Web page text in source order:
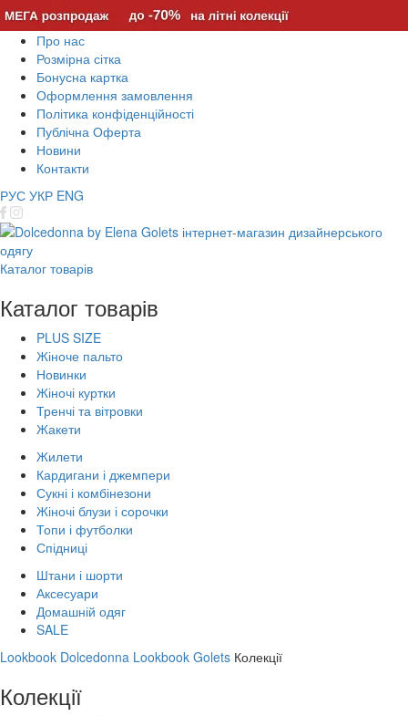
Про нас
Розмірна сітка
Бонусна картка
Оформлення замовлення
Політика конфіденційності
Публічна Оферта
Новини
Контакти
РУС УКР ENG
Каталог товарів
Каталог товарів
PLUS SIZE
Жіноче пальто
Новинки
Жіночі куртки
Тренчі та вітровки
Жакети
Жилети
Кардигани і джемпери
Сукні і комбінезони
Жіночі блузи і сорочки
Топи і футболки
Спідниці
Штани і шорти
Аксесуари
Домашній одяг
SALE
Lookbook Dolcedonna Lookbook Golets Колекції
Колекції